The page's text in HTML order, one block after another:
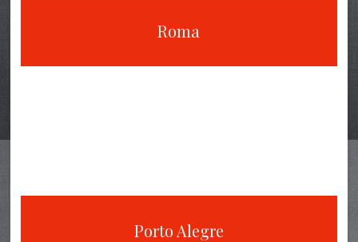
Roma
Porto Alegre